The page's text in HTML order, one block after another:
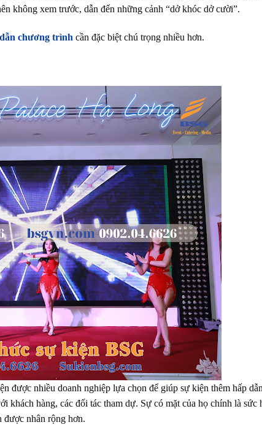
không xem trước, dẫn đến những cảnh “dở khóc dở cười”.
chương trình cần đặc biệt chú trọng nhiều hơn.
được nhiều doanh nghiệp lựa chọn để giúp sự kiện thêm hấp
khách hàng, các đối tác tham dự. Sự có mặt của họ chính là sức
được nhân rộng hơn.